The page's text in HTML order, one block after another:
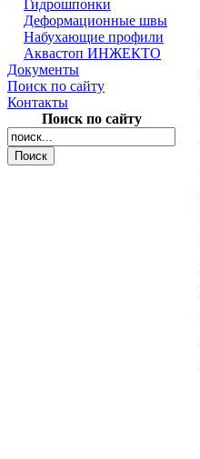
Гидрошпонки
Деформационные швы
Набухающие профили
Аквастоп ИНЖЕКТО
Документы
Поиск по сайту
Контакты
Поиск по сайту